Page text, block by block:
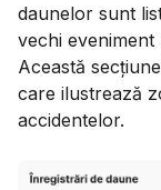
daunelor sunt
vechi
Această
care ilustrează
accidentelor.